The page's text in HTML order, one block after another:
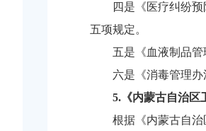
四是《医疗纠纷
五项规定。
五是《血液制品管
六是《消毒管理
5. 《内蒙古自治
根据《内蒙古自